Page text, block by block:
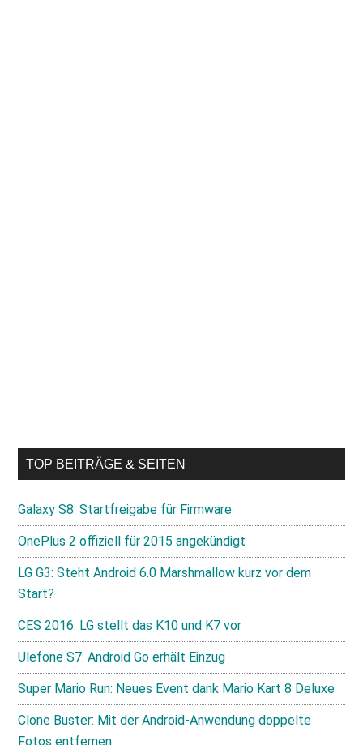
TOP BEITRÄGE & SEITEN
Galaxy S8: Startfreigabe für Firmware
OnePlus 2 offiziell für 2015 angekündigt
LG G3: Steht Android 6.0 Marshmallow kurz vor dem
Start?
CES 2016: LG stellt das K10 und K7 vor
Ulefone S7: Android Go erhält Einzug
Super Mario Run: Neues Event dank Mario Kart 8 Deluxe
Clone Buster: Mit der Android-Anwendung doppelte
Fotos entfernen